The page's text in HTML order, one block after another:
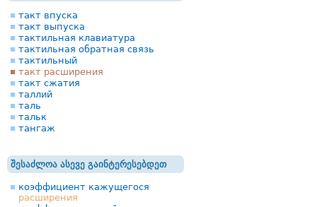
такт впуска
такт выпуска
тактильная клавиатура
тактильная обратная связь
тактильный
такт расширения
такт сжатия
таллий
таль
тальк
тангаж
შესაძლოა ასევე გაინტერესებდეთ
коэффициент кажущегося
расширения